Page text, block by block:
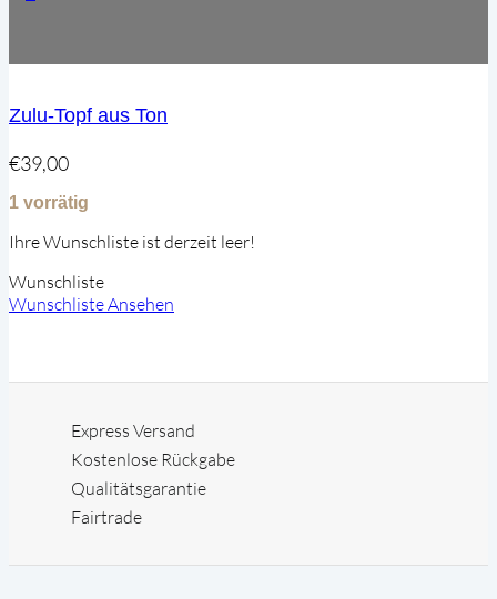
Zulu-Topf aus Ton
€39,00
1 vorrätig
Ihre Wunschliste ist derzeit leer!
Wunschliste
Wunschliste Ansehen
Express Versand
Kostenlose Rückgabe
Qualitätsgarantie
Fairtrade